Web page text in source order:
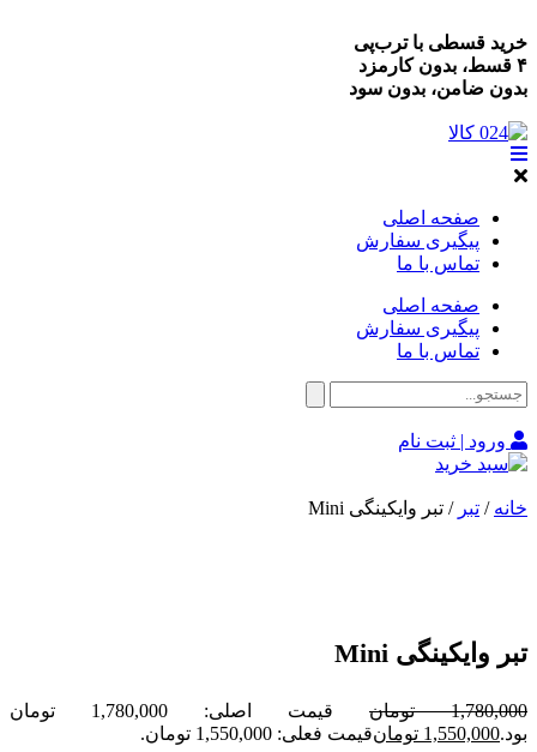
خرید قسطی با ترب‌پی
۴ قسط، بدون کارمزد
بدون ضامن، بدون سود
صفحه اصلی
پیگیری سفارش
تماس با ما
صفحه اصلی
پیگیری سفارش
تماس با ما
ورود | ثبت نام
خانه / تبر / تبر وایکینگی Mini
تبر وایکینگی Mini
1,780,000 تومان
قیمت اصلی: 1,780,000 تومان
بود.1,550,000 تومانقیمت فعلی: 1,550,000 تومان.